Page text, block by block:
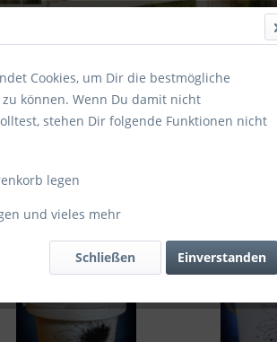
TIPP!
Cookies, um Dir die bestmögliche
können. Wenn Du damit nicht
stehen Dir folgende Funktionen nicht
legen
und vieles mehr
Einverstanden
Schließen